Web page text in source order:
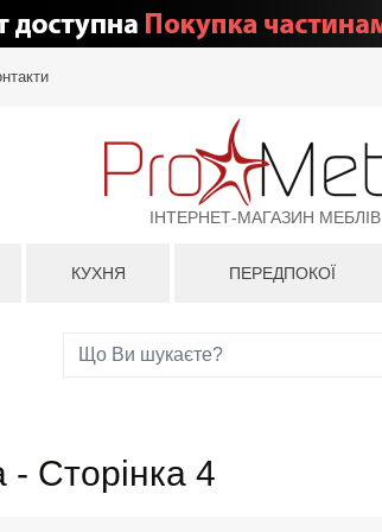
ІНТЕРНЕТ-МАГАЗИН МЕБЛІВ
КУХНЯ ПЕРЕДПОКОЇ
- Сторінка 4